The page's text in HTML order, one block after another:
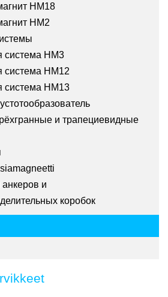
HM18
HM2
система HM3
система HM12
система HM13
и трапециевидные
и
коробок